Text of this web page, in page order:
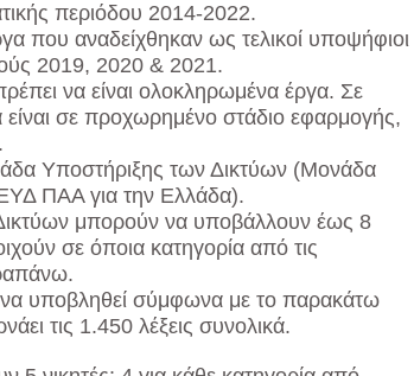
περιόδου 2014-2022.
που αναδείχθηκαν ως τελικοί υποψήφιοι
2019, 2020 & 2021.
να είναι ολοκληρωμένα έργα. Σε
σε προχωρημένο στάδιο εφαρμογής,
Υποστήριξης των Δικτύων (Μονάδα
ΠΑΑ για την Ελλάδα).
μπορούν να υποβάλλουν έως 8
σε όποια κατηγορία από τις
να υποβληθεί σύμφωνα με το παρακάτω
τις 1.450 λέξεις συνολικά.